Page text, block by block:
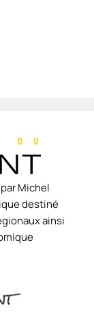
Michel
destiné
ainsi